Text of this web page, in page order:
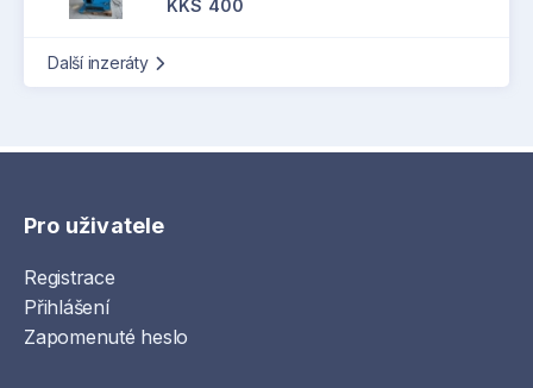
KKS 400
Další inzeráty
Pro uživatele
Registrace
Přihlášení
Zapomenuté heslo